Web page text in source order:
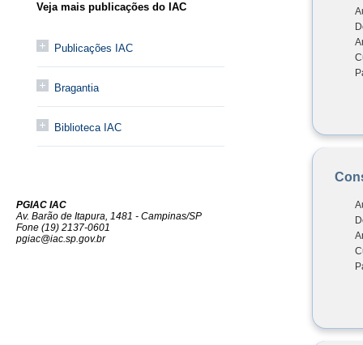
Veja mais publicações do IAC
Publicações IAC
Bragantia
Biblioteca IAC
PGIAC IAC
Av. Barão de Itapura, 1481 - Campinas/SP
Fone (19) 2137-0601
pgiac@iac.sp.gov.br